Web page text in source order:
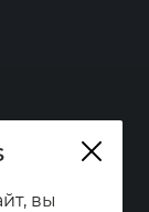
вы